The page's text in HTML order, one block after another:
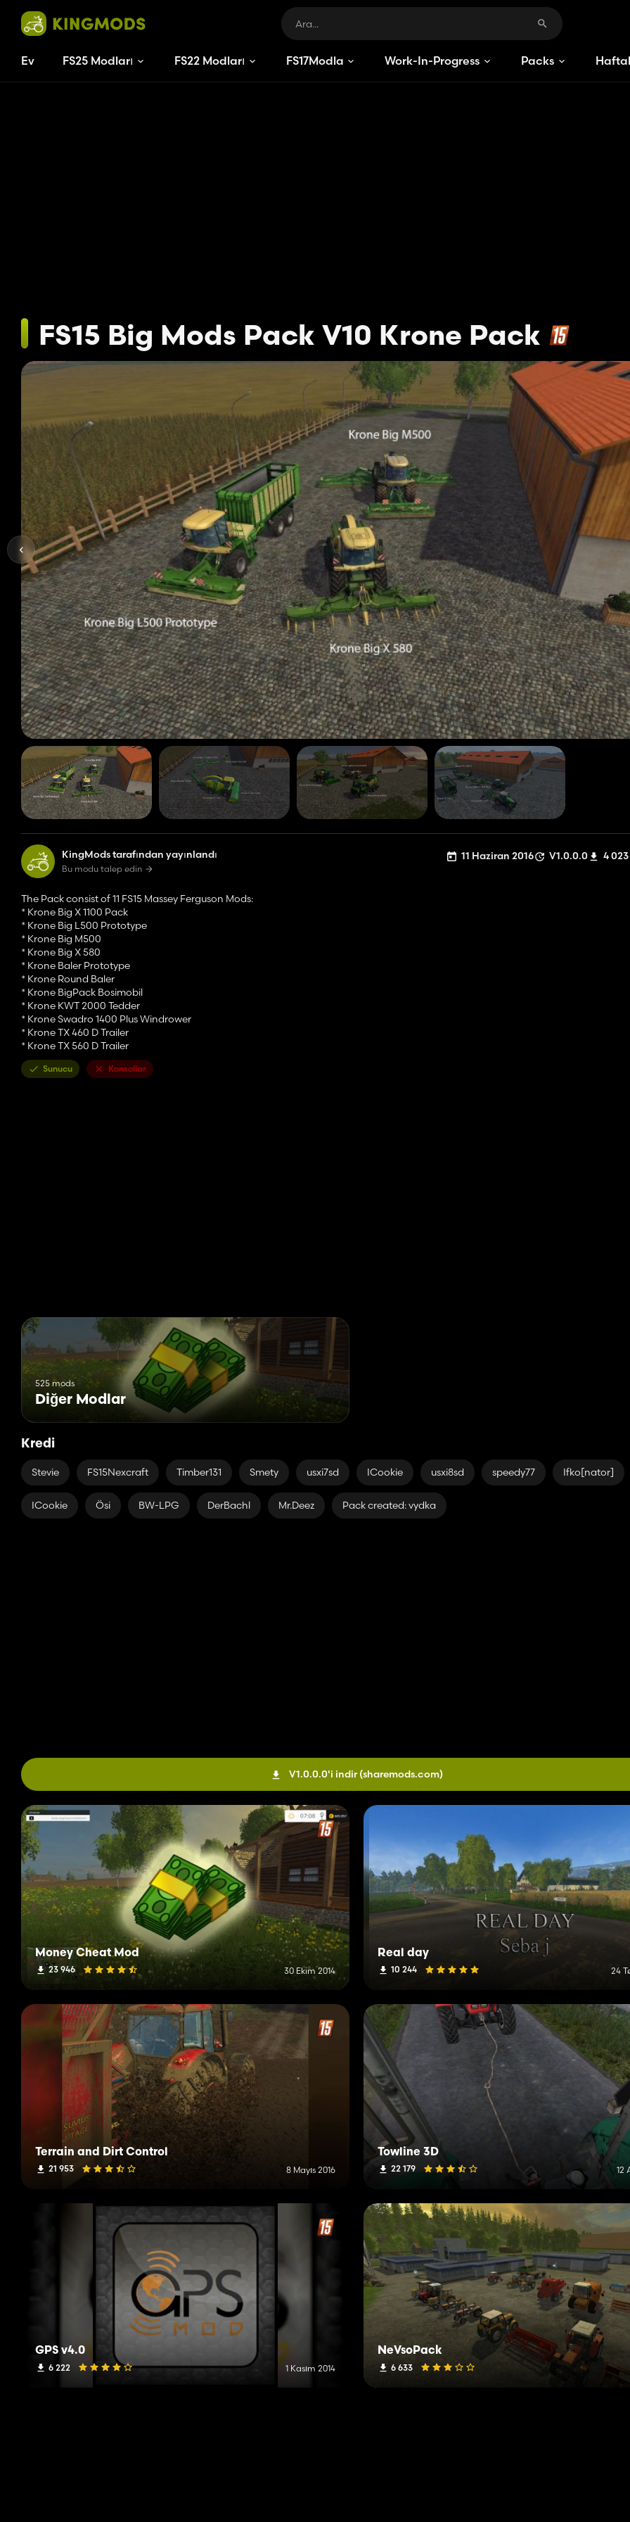
Ev FS25 Modları FS22 Modları FS17Modlar Work-In-Progress Packs
FS15 Big Mods Pack V10 Krone Pack
KingMods tarafından yayınlandı
Bu modu talep edin
11 Haziran 2016 V1.0.0.0 4 023
The Pack consist of 11 FS15 Massey Ferguson Mods:
* Krone Big X 1100 Pack
* Krone Big L500 Prototype
* Krone Big M500
* Krone Big X 580
* Krone Baler Prototype
* Krone Round Baler
* Krone BigPack Bosimobil
* Krone KWT 2000 Tedder
* Krone Swadro 1400 Plus Windrower
* Krone TX 460 D Trailer
* Krone TX 560 D Trailer
Sunucu Konsollar
525 mods
Diğer Modlar
Kredi
Stevie FS15Nexcraft Timber131 Smety usxi7sd ICookie usxi8sd speedy77 Ifko[nator]
ICookie Ösi BW-LPG DerBachl Mr.Deez Pack created: vydka
V1.0.0.0'i indir (sharemods.com)
Money Cheat Mod
23 946 30 Ekim 2014
Real day
10 244 24
Terrain and Dirt Control
21 953 8 Mayıs 2016
Towline 3D
22 179 12
GPS v4.0
6 222 1 Kasım 2014
NeVsoPack
6 633